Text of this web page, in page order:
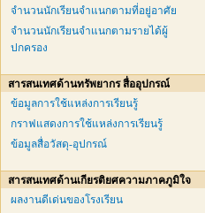
จำนวนนักเรียนจำแนกตามที่อยู่อาศัย
จำนวนนักเรียนจำแนกตามรายได้ผู้
ปกครอง
สารสนเทศด้านทรัพยากร สื่ออุปกรณ์
ข้อมูลการใช้แหล่งการเรียนรู้
กราฟแสดงการใช้แหล่งการเรียนรู้
ข้อมูลสื่อวัสดุ-อุปกรณ์
สารสนเทศด้านเกียรติยศความภาคภูมิใจ
ผลงานดีเด่นของโรงเรียน